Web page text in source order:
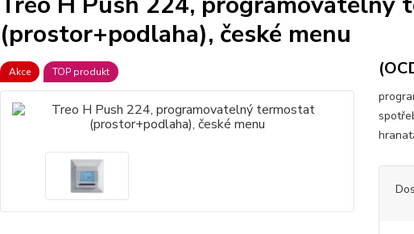
(prostor+podlaha), české menu
Akce TOP produkt